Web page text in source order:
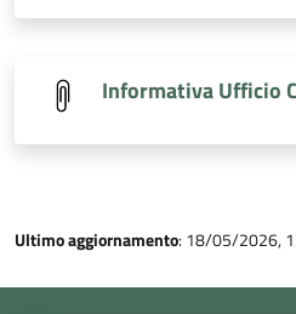
Informativa Ufficio
Ultimo aggiornamento: 18/05/2026,